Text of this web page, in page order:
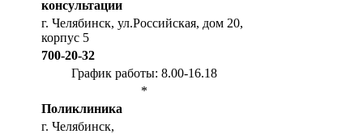
консультации
г. Челябинск, ул.Российская, дом 20,
корпус 5
700-20-32
График работы: 8.00-16.18
*
Поликлиника
г. Челябинск,